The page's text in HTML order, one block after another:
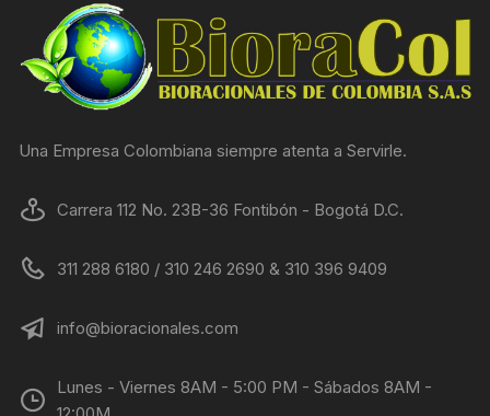
Una Empresa Colombiana siempre atenta a Servirle.
Carrera 112 No. 23B-36 Fontibón - Bogotá D.C.
311 288 6180 / 310 246 2690 & 310 396 9409
info@bioracionales.com
Lunes - Viernes 8AM - 5:00 PM - Sábados 8AM -